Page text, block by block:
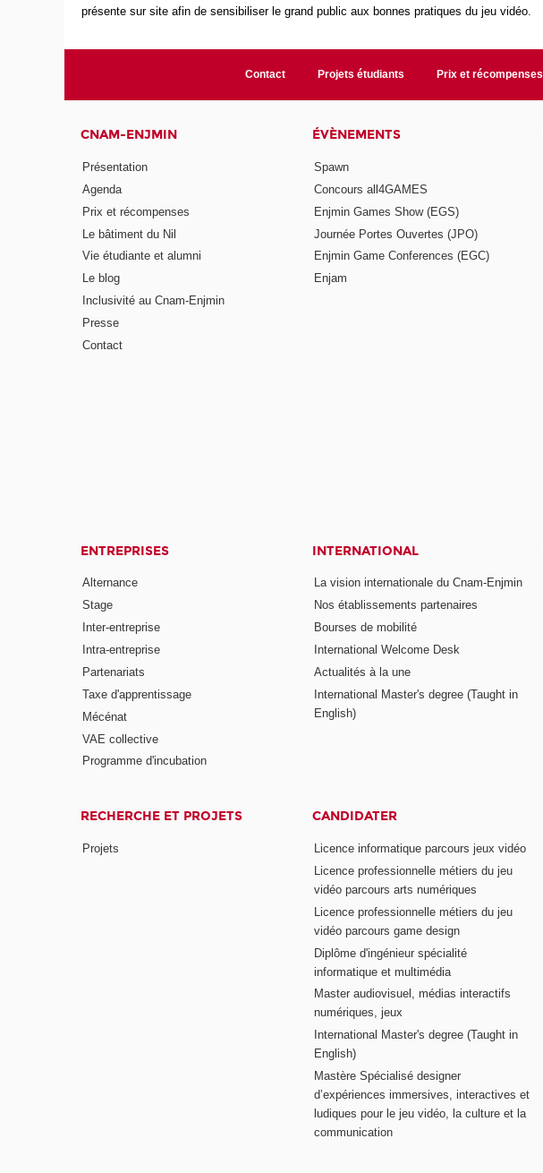
présente sur site afin de sensibiliser le grand public aux bonnes pratiques du jeu vidéo.
Contact Projets étudiants Prix et récompenses
CNAM-ENJMIN
Présentation
Agenda
Prix et récompenses
Le bâtiment du Nil
Vie étudiante et alumni
Le blog
Inclusivité au Cnam-Enjmin
Presse
Contact
ÉVÈNEMENTS
Spawn
Concours all4GAMES
Enjmin Games Show (EGS)
Journée Portes Ouvertes (JPO)
Enjmin Game Conferences (EGC)
Enjam
ENTREPRISES
Alternance
Stage
Inter-entreprise
Intra-entreprise
Partenariats
Taxe d'apprentissage
Mécénat
VAE collective
Programme d'incubation
INTERNATIONAL
La vision internationale du Cnam-Enjmin
Nos établissements partenaires
Bourses de mobilité
International Welcome Desk
Actualités à la une
International Master's degree (Taught in
English)
RECHERCHE ET PROJETS
Projets
CANDIDATER
Licence informatique parcours jeux vidéo
Licence professionnelle métiers du jeu
vidéo parcours arts numériques
Licence professionnelle métiers du jeu
vidéo parcours game design
Diplôme d'ingénieur spécialité
informatique et multimédia
Master audiovisuel, médias interactifs
numériques, jeux
International Master's degree (Taught in
English)
Mastère Spécialisé designer
d’expériences immersives, interactives et
ludiques pour le jeu vidéo, la culture et la
communication